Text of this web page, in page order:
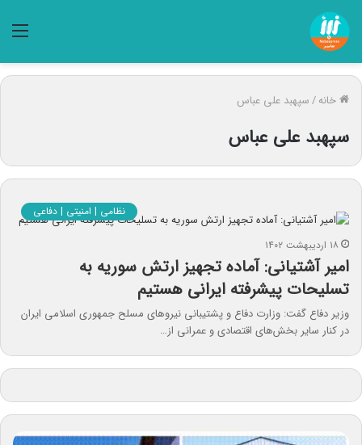
خانه/سپهبد علی عباس
سپهبد علی عباس
نظامی | امنیتی | دفاعی
۱۸ اردیبهشت ۱۴۰۲
امیر آشتیانی: آماده تجهیز ارتش سوریه به
تسلیحات پیشرفته ایرانی هستیم
وزیر دفاع گفت: وزارت دفاع و پشتیبانی نیروهای مسلح جمهوری اسلامی ایران
در کنار سایر بخش‌های اقتصادی و عمرانی از…